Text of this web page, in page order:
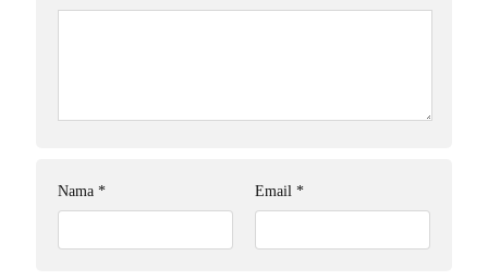
Nama * Email *